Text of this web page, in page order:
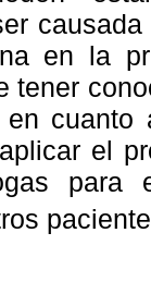
en la
tener
en
el
para